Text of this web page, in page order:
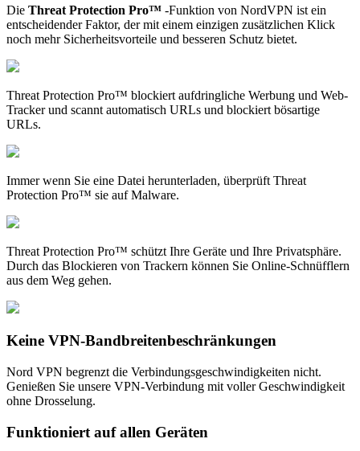
Die Threat Protection Pro™ -Funktion von NordVPN ist ein
entscheidender Faktor, der mit einem einzigen zusätzlichen Klick
noch mehr Sicherheitsvorteile und besseren Schutz bietet.
Threat Protection Pro™ blockiert aufdringliche Werbung und Web-
Tracker und scannt automatisch URLs und blockiert bösartige
URLs.
Immer wenn Sie eine Datei herunterladen, überprüft Threat
Protection Pro™ sie auf Malware.
Threat Protection Pro™ schützt Ihre Geräte und Ihre Privatsphäre.
Durch das Blockieren von Trackern können Sie Online-Schnüfflern
aus dem Weg gehen.
Keine VPN-Bandbreitenbeschränkungen
Nord VPN begrenzt die Verbindungsgeschwindigkeiten nicht.
Genießen Sie unsere VPN-Verbindung mit voller Geschwindigkeit
ohne Drosselung.
Funktioniert auf allen Geräten